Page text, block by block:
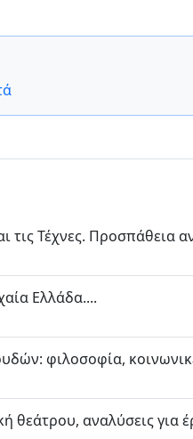
τις Τέχνες. Προσπάθεια
Ελλάδα....
φιλοσοφία,
θεάτρου, αναλύσεις για